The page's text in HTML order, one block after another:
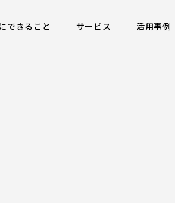
できること サービス 活用事例